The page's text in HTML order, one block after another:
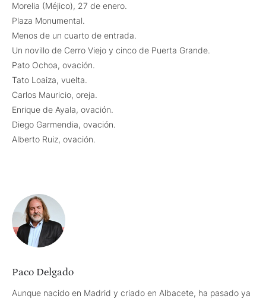
Morelia (Méjico), 27 de enero.
Plaza Monumental.
Menos de un cuarto de entrada.
Un novillo de Cerro Viejo y cinco de Puerta Grande.
Pato Ochoa, ovación.
Tato Loaiza, vuelta.
Carlos Mauricio, oreja.
Enrique de Ayala, ovación.
Diego Garmendia, ovación.
Alberto Ruiz, ovación.
Paco Delgado
Aunque nacido en Madrid y criado en Albacete, ha pasado ya